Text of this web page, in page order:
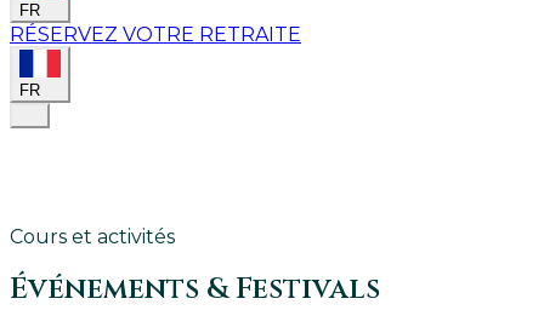
FR
RÉSERVEZ VOTRE RETRAITE
FR
Cours et activités
Événements & Festivals